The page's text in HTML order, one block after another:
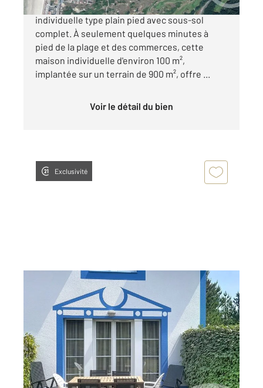
FORT MAHON PLAGE - HYPER CENTRE Maison
individuelle type plain pied avec sous-sol
complet. À seulement quelques minutes à
pied de la plage et des commerces, cette
maison individuelle d'environ 100 m²,
implantée sur un terrain de 900 m², offre ...
Voir le détail du bien
Exclusivité
FORT MAHON PLAGE 80
39,68 m 2, 3 pièces
Ref : 332
Maison à vendre
192 500 €
Visiter le site dédié